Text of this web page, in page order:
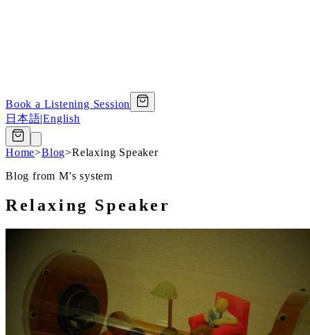
Book a Listening Session
日本語|English
Home>Blog>Relaxing Speaker
Blog from M's system
Relaxing Speaker